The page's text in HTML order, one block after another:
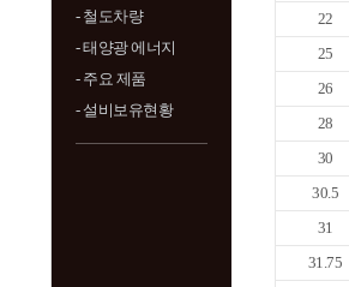
- 철도차량
- 태양광 에너지
- 주요 제품
- 설비보유현황
22
25
26
28
30
30.5
31
31.75